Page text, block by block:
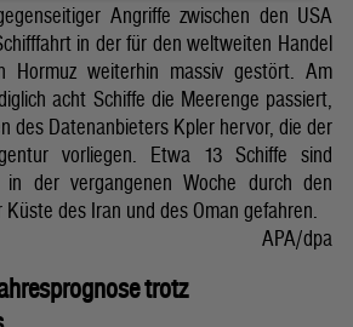
Angriffe zwischen den USA
in der für den weltweiten Handel
Hormuz weiterhin massiv gestört. Am
acht Schiffe die Meerenge passiert,
des Datenanbieters Kpler hervor, die der
vorliegen. Etwa 13 Schiffe sind
der vergangenen Woche durch den
des Iran und des Oman gefahren.
APA/dpa
trotz